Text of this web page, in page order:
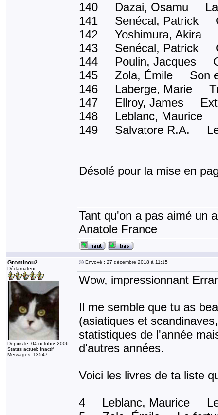
140 Dazai, Osamu La
141 Senécal, Patrick
142 Yoshimura, Akira
143 Senécal, Patrick
144 Poulin, Jacques
145 Zola, Émile Son
146 Laberge, Marie
147 Ellroy, James
148 Leblanc, Maurice
149 Salvatore R.A. Le
Désolé pour la mise en
Tant qu'on a pas aimé un
Anatole France
Grominou2
Déclamateur
Depuis le: 04 octobre 2006
Status actuel: Inactif
Messages: 13547
Envoyé : 27 décembre 2018 à 11:15
Wow, impressionnant
Il me semble que tu as
(asiatiques et
statistiques de l'année
d'autres années.
Voici les livres de ta liste
4 Leblanc, Maurice Le